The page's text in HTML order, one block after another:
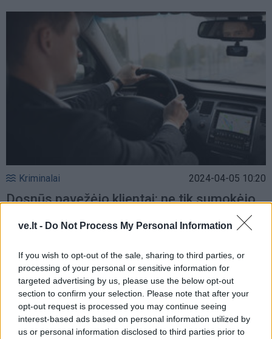
ve.lt - Do Not Process My Personal Information
If you wish to opt-out of the sale, sharing to third parties, or
processing of your personal or sensitive information for
targeted advertising by us, please use the below opt-out
section to confirm your selection. Please note that after your
opt-out request is processed you may continue seeing
interest-based ads based on personal information utilized by
us or personal information disclosed to third parties prior to
Kriminalai 2024-04-05 10:20
Dosnūs pavežėjo klientai: ne tik sumokėjo,
bet ir paliko skaudžių „arbatpinigių“